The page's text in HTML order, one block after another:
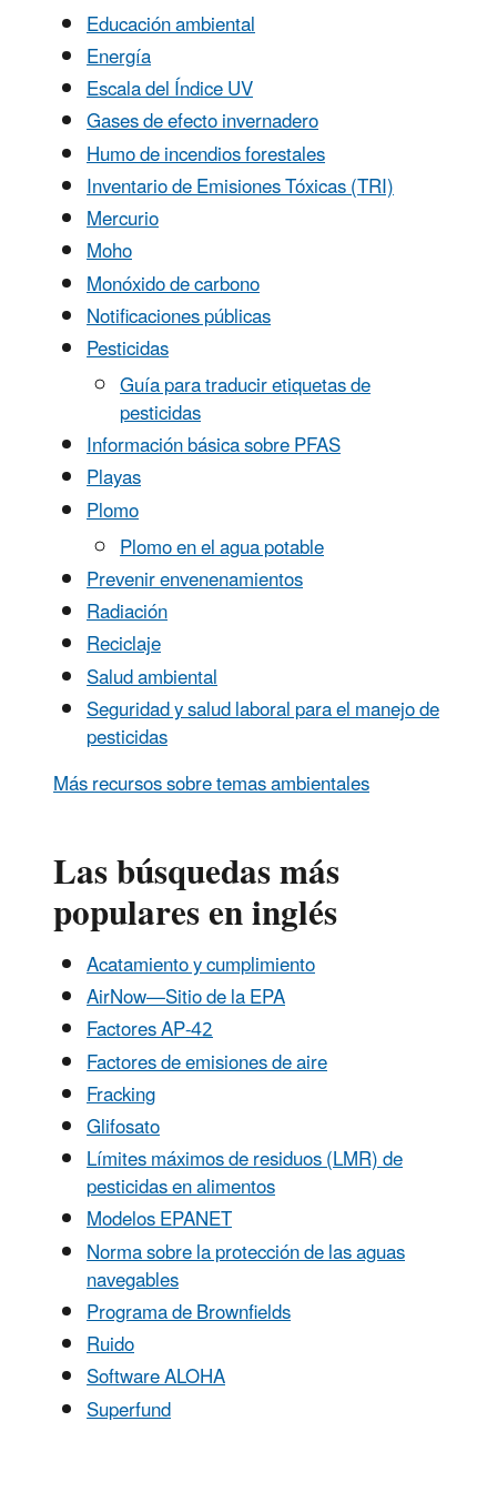
Educación ambiental
Energía
Escala del Índice UV
Gases de efecto invernadero
Humo de incendios forestales
Inventario de Emisiones Tóxicas (TRI)
Mercurio
Moho
Monóxido de carbono
Notificaciones públicas
Pesticidas
Guía para traducir etiquetas de
pesticidas
Información básica sobre PFAS
Playas
Plomo
Plomo en el agua potable
Prevenir envenenamientos
Radiación
Reciclaje
Salud ambiental
Seguridad y salud laboral para el manejo de
pesticidas
Más recursos sobre temas ambientales
Las búsquedas más
populares en inglés
Acatamiento y cumplimiento
AirNow—Sitio de la EPA
Factores AP-42
Factores de emisiones de aire
Fracking
Glifosato
Límites máximos de residuos (LMR) de
pesticidas en alimentos
Modelos EPANET
Norma sobre la protección de las aguas
navegables
Programa de Brownfields
Ruido
Software ALOHA
Superfund